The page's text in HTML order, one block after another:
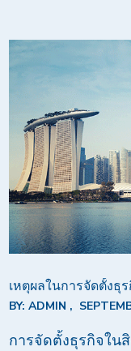
เหตุผลในการจัดตั้งธุ
BY:ADMIN
การจัดตั้งธุรกิจใน